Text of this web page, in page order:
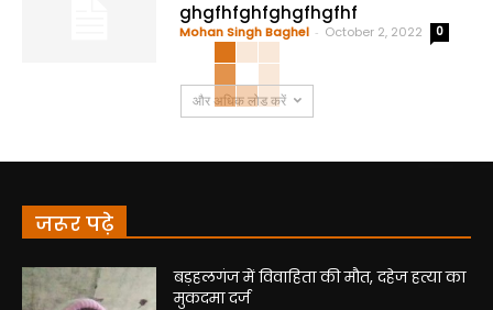
ghgfhfghfghgfhgfhf
Mohan Singh Baghel - October 2, 2022 0
और अधिक लोड करें
जरूर पढ़े
बड़हलगंज में विवाहिता की मौत, दहेज हत्या का
मुकदमा दर्ज